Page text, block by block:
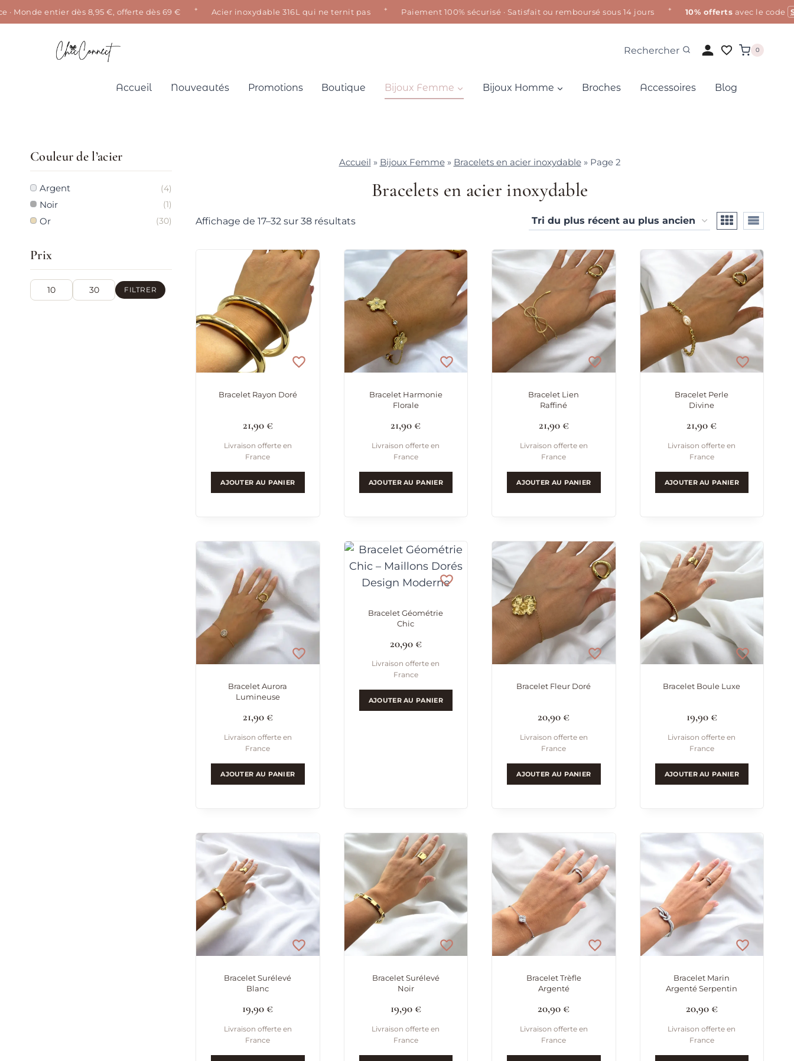
entier dès 8,95 €, offerte dès 69 € ✦ Acier inoxydable 316L qui ne ternit pas Paiement 100% sécurisé · Satisfait ou remboursé sous 14 jours 10% offertsavec le code
Rechercher 0
Accueil Nouveautés Promotions Boutique Bijoux Femme Bijoux Homme Broches Accessoires Blog
Accueil » Bijoux Femme» Bracelets en acier inoxydable» Page 2
Bracelets en acier inoxydable
Affichage de 17–32 sur 38 résultatsTrié
plus
récent
plus
Bracelet Rayon Doré
21,90€
Livraison offerte en
France
AJOUTER AU PANIER
Bracelet Harmonie
Florale
21,90€
Livraison offerte en
France
AJOUTER AU PANIER
Bracelet Lien
Raffiné
21,90€
Livraison offerte en
France
AJOUTER AU PANIER
Bracelet Perle
Divine
21,90€
Livraison offerte en
France
AJOUTER AU PANIER
Bracelet Aurora
Lumineuse
21,90€
Livraison offerte en
France
AJOUTER AU PANIER
Bracelet Géométrie
Chic
20,90€
Livraison offerte en
France
AJOUTER AU PANIER
Bracelet Fleur Doré
20,90€
Livraison offerte en
France
AJOUTER AU PANIER
Bracelet Boule Luxe
19,90€
Livraison offerte en
France
AJOUTER AU PANIER
Bracelet Surélevé
Blanc
19,90€
Livraison offerte en
France
Bracelet Surélevé
Noir
19,90€
Livraison offerte en
France
Bracelet Trèfle
Argenté
20,90€
Livraison offerte en
France
Bracelet Marin
Argenté Serpentin
20,90€
Livraison offerte en
France
Couleur de l’acier
Argent (4)
Noir (1)
Or (30)
Prix
Prix
Prix
FILTRER